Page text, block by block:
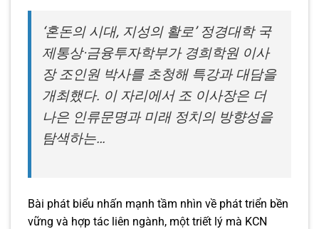
‘혼돈의 시대, 지성의 활로’ 정경대학 국
제통상·금융투자학부가 경희학원 이사
장 조인원 박사를 초청해 특강과 대담을
개최했다. 이 자리에서 조 이사장은 더
나은 인류문명과 미래 정치의 방향성을
탐색하는…
Bài phát biểu nhấn mạnh tầm nhìn về phát triển bền
vững và hợp tác liên ngành, một triết lý mà KCN